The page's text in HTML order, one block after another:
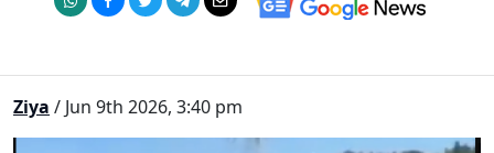
Ziya / Jun 9th 2026, 3:40 pm